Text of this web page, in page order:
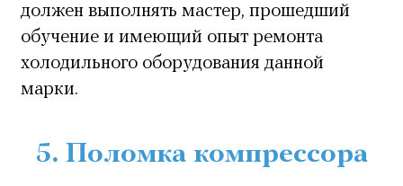
должен выполнять мастер, прошедший
обучение и имеющий опыт ремонта
холодильного оборудования данной
марки.
5. Поломка компрессора